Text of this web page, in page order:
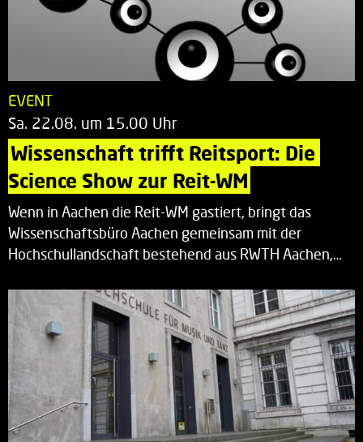
EVENT
Sa. 22.08. um 15.00 Uhr
Wissenschaft trifft Reitsport: Die
Science Show zur Reit-WM
Wenn in Aachen die Reit-WM gastiert, bringt das
Wissenschaftsbüro Aachen gemeinsam mit der
Hochschullandschaft bestehend aus RWTH Aachen,…